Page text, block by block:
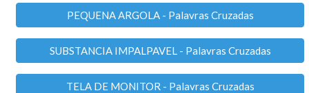
PEQUENA ARGOLA - Palavras Cruzadas
SUBSTANCIA IMPALPAVEL - Palavras Cruzadas
TELA DE MONITOR - Palavras Cruzadas